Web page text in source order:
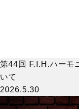
第44回 F.I.H.ハーモ
いて
2026.5.30